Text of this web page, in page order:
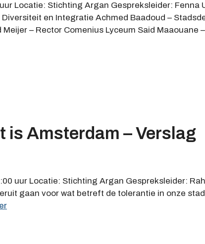
Locatie: Stichting Argan Gespreksleider: Fenna
en Integratie Achmed Baadoud –
– Rector Comenius Lyceum Said Maaouane
is Amsterdam – Verslag
uur Locatie: Stichting Argan Gespreksleider:
gaan voor wat betreft de tolerantie in onze